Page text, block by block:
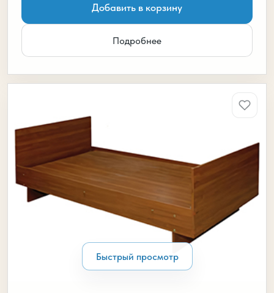
Добавить в корзину
Подробнее
Быстрый просмотр